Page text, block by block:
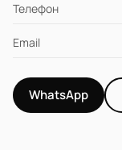
Телефон
Email
WhatsApp